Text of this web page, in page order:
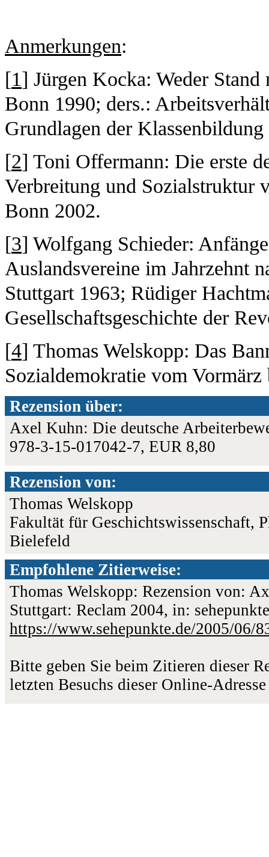
Anmerkungen:
[1] Jürgen Kocka: Weder
Bonn 1990; ders.:
Grundlagen der
[2] Toni Offermann: Die erste
Verbreitung und
Bonn 2002.
[3] Wolfgang Schieder:
Auslandsvereine im Jahrzehnt
Stuttgart 1963; Rüdiger
Gesellschaftsgeschichte der
[4] Thomas Welskopp: Das
Sozialdemokratie vom
Rezension über:
Axel Kuhn: Die deutsche
978-3-15-017042-7, EUR 8,80
Rezension von:
Thomas Welskopp
Fakultät für Geschichtswissenschaft,
Bielefeld
Empfohlene Zitierweise:
Thomas Welskopp: Rezension von:
Stuttgart: Reclam 2004, in:
https://www.sehepunkte.de/2005/06/
Bitte geben Sie beim Zitieren dieser
letzten Besuchs dieser Online-Adresse